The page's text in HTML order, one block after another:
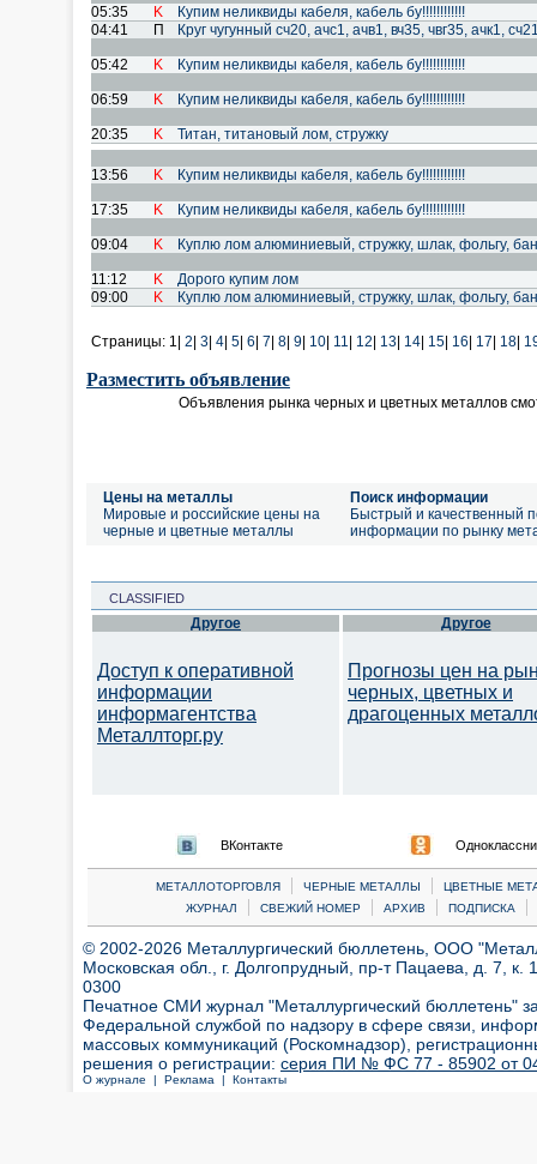
05:35 K
Купим неликвиды кабеля, кабель бу!!!!!!!!!!!!
04:41
П Круг чугунный сч20, ачс1, ачв1, вч35, чвг35, ачк1,
05:42 K Купим неликвиды кабеля, кабель бу!!!!!!!!!!!!
06:59 K Купим неликвиды кабеля, кабель бу!!!!!!!!!!!!
20:35 K Титан, титановый лом, стружку
13:56 K Купим неликвиды кабеля, кабель бу!!!!!!!!!!!!
17:35 K Купим неликвиды кабеля, кабель бу!!!!!!!!!!!!
09:04 K Куплю лом алюминиевый, стружку, шлак, фольгу,
11:12 K
Дорого купим лом
09:00
K Куплю лом алюминиевый, стружку, шлак, фольгу,
Страницы: 1| 2 3 4 5 6 7 8 9 10 11 12 13 14 15 16 17 18
Разместить объявление
Объявления рынка черных и цветных металлов
Цены на металлы
Мировые и российские цены на
черные и цветные металлы
Поиск информации
Быстрый и качественный
информации по рынку
CLASSIFIED
Другое
Доступ к оперативной
информации
информагентства
Металлторг.ру
Другое
Прогнозы цен на
черных, цветных и
драгоценных
ВКонтакте
МЕТАЛЛОТОРГОВЛЯ | ЧЕРНЫЕ МЕТАЛЛЫ |
ЦВЕТНЫЕ
ЖУРНАЛ
| СВЕЖИЙ НОМЕР | АРХИВ | ПОДПИСКА |
© 2002-2026 Металлургический бюллетень, ООО
Московская обл., г. Долгопрудный, пр-т Пацаева, д. 7,
0300
Печатное СМИ журнал "Металлургический бюллетень"
Федеральной службой по надзору в сфере связи,
массовых коммуникаций (Роскомнадзор),
решения о регистрации: серия ПИ № ФС 77 - 85902 от 04
О журнале | Реклама | Контакты